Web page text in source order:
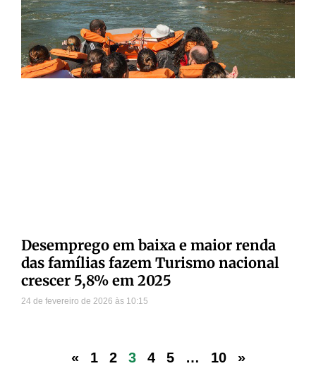
Desemprego em baixa e maior renda
das famílias fazem Turismo nacional
crescer 5,8% em 2025
24 de fevereiro de 2026 10:15
« 1 2 3 4 5 … 10 »